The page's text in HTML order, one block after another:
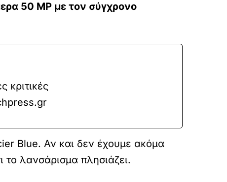
50 MP με τον σύγχρονο
κριτικές
Blue. Αν και δεν έχουμε ακόμα
το λανσάρισμα πλησιάζει.